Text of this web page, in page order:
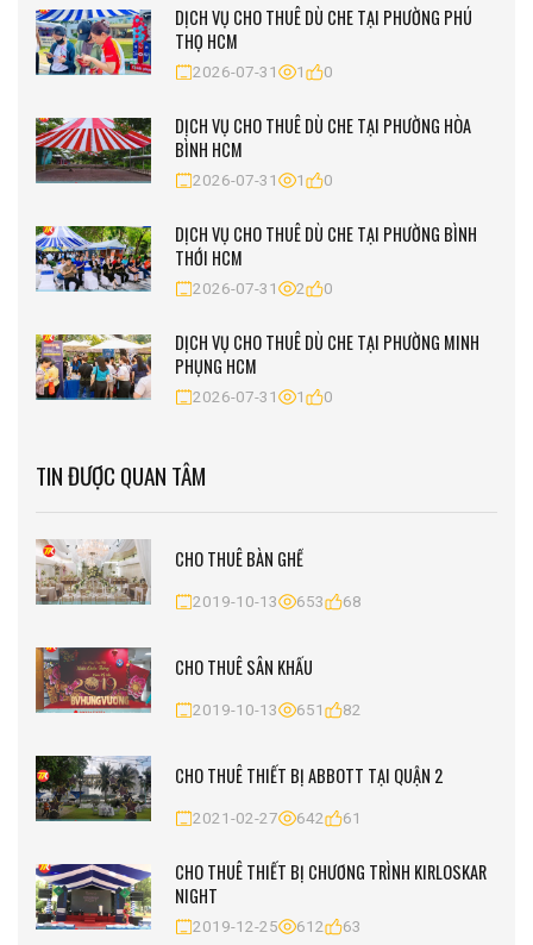
DỊCH VỤ CHO THUÊ DÙ CHE TẠI PHƯỜNG PHÚ
THỌ HCM
2026-07-31 1 0
DỊCH VỤ CHO THUÊ DÙ CHE TẠI PHƯỜNG HÒA
BÌNH HCM
2026-07-31 1 0
DỊCH VỤ CHO THUÊ DÙ CHE TẠI PHƯỜNG BÌNH
THỚI HCM
2026-07-31 2 0
DỊCH VỤ CHO THUÊ DÙ CHE TẠI PHƯỜNG MINH
PHỤNG HCM
2026-07-31 1 0
TIN ĐƯỢC QUAN TÂM
CHO THUÊ BÀN GHẾ
2019-10-13 653 68
CHO THUÊ SÂN KHẤU
2019-10-13 651 82
CHO THUÊ THIẾT BỊ ABBOTT TẠI QUẬN 2
2021-02-27 642 61
CHO THUÊ THIẾT BỊ CHƯƠNG TRÌNH KIRLOSKAR
NIGHT
2019-12-25 612 63